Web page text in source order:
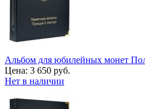
Альбом для юбилейных монет
Цена: 3 650 руб.
Нет в наличии